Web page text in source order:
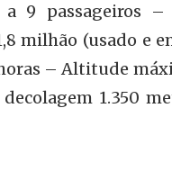
a 9 passageiros –
milhão (usado e
– Altitude
1.350